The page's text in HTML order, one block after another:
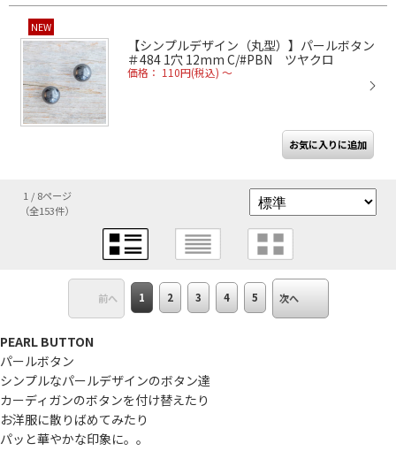
NEW
【シンプルデザイン（丸型）】パールボタン
＃484 1穴 12mm C/#PBN ツヤクロ
価格： 110円(税込) ～
1 / 8ページ
（全153件）
前へ 1 2 3 4 5 次へ
PEARL BUTTON
パールボタン
シンプルなパールデザインのボタン達
カーディガンのボタンを付け替えたり
お洋服に散りばめてみたり
パッと華やかな印象に。。